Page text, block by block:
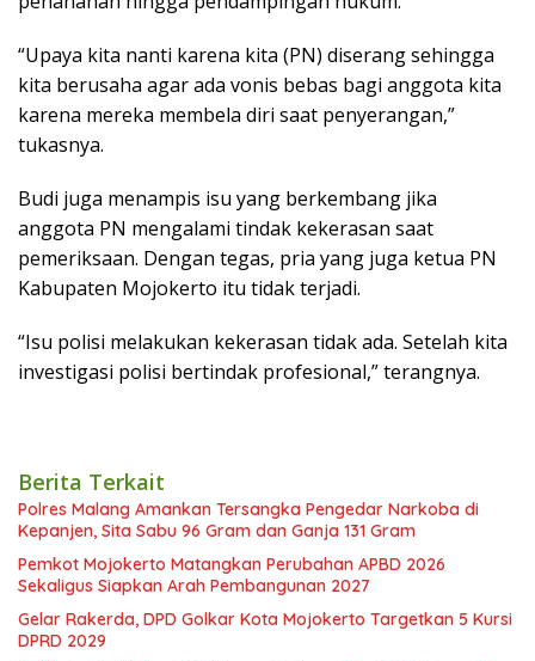
“Upaya kita nanti karena kita (PN) diserang sehingga
kita berusaha agar ada vonis bebas bagi anggota kita
karena mereka membela diri saat penyerangan,”
tukasnya.
Budi juga menampis isu yang berkembang jika
anggota PN mengalami tindak kekerasan saat
pemeriksaan. Dengan tegas, pria yang juga ketua PN
Kabupaten Mojokerto itu tidak terjadi.
“Isu polisi melakukan kekerasan tidak ada. Setelah kita
investigasi polisi bertindak profesional,” terangnya.
Berita Terkait
Polres Malang Amankan Tersangka Pengedar Narkoba di
Kepanjen, Sita Sabu 96 Gram dan Ganja 131 Gram
Pemkot Mojokerto Matangkan Perubahan APBD 2026
Sekaligus Siapkan Arah Pembangunan 2027
Gelar Rakerda, DPD Golkar Kota Mojokerto Targetkan 5 Kursi
DPRD 2029